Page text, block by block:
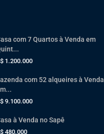
com 7 Quartos à Venda em
1.200.000
com 52 alqueires à Venda
9.100.000
à Venda no Sapê
480.000